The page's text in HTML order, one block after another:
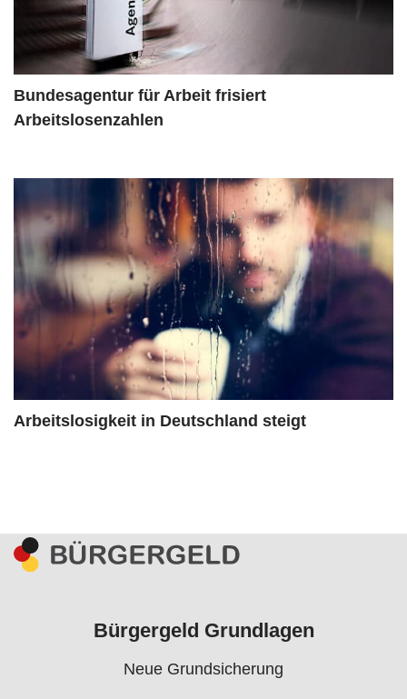
Bundesagentur für Arbeit frisiert
Arbeitslosenzahlen
Arbeitslosigkeit in Deutschland steigt
Bürgergeld Grundlagen
Neue Grundsicherung